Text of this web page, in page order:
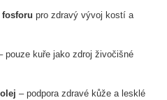
pro zdravý vývoj kostí a
pouze kuře jako zdroj živočišné
– podpora zdravé kůže a lesklé